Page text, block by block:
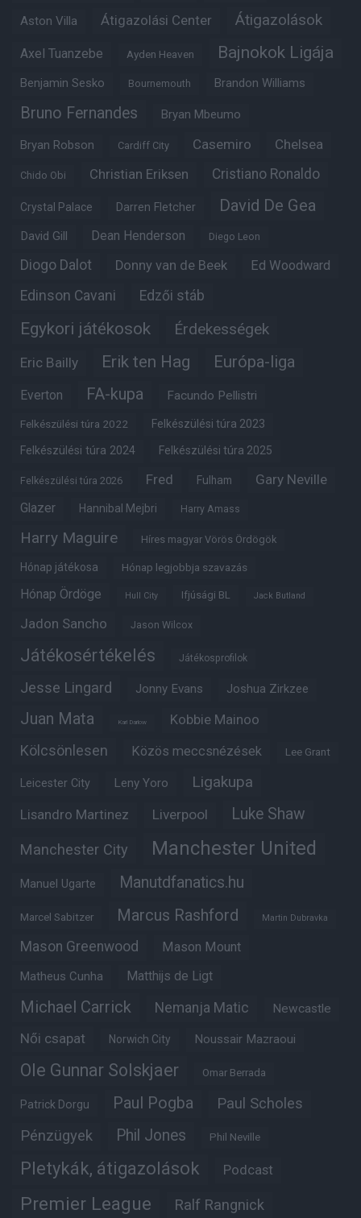
Aston Villa Átigazolási Center Átigazolások
Axel Tuanzebe Ayden Heaven Bajnokok Ligája
Benjamin Sesko Bournemouth Brandon Williams
Bruno Fernandes Bryan Mbeumo
Bryan Robson Cardiff City Casemiro Chelsea
Chido Obi Christian Eriksen Cristiano Ronaldo
Crystal Palace Darren Fletcher David De Gea
David Gill Dean Henderson Diego Leon
Diogo Dalot Donny van de Beek Ed Woodward
Edinson Cavani Edzői stáb
Egykori játékosok Érdekességek
Eric Bailly Erik ten Hag Európa-liga
Everton FA-kupa Facundo Pellistri
Felkészülési túra 2022 Felkészülési túra 2023
Felkészülési túra 2024 Felkészülési túra 2025
Felkészülési túra 2026 Fred Fulham Gary Neville
Glazer Hannibal Mejbri Harry Amass
Harry Maguire Híres magyar Vörös Ördögök
Hónap játékosa Hónap legjobbja szavazás
Hónap Ördöge Hull City Ifjúsági BL Jack Butland
Jadon Sancho Jason Wilcox
Játékosértékelés Játékosprofilok
Jesse Lingard Jonny Evans Joshua Zirkzee
Juan Mata Karl Darlow Kobbie Mainoo
Kölcsönlesen Közös meccsnézések Lee Grant
Leicester City Leny Yoro Ligakupa
Lisandro Martinez Liverpool Luke Shaw
Manchester City Manchester United
Manuel Ugarte Manutdfanatics.hu
Marcel Sabitzer Marcus Rashford Martin Dubravka
Mason Greenwood Mason Mount
Matheus Cunha Matthijs de Ligt
Michael Carrick Nemanja Matic Newcastle
Női csapat Norwich City Noussair Mazraoui
Ole Gunnar Solskjaer Omar Berrada
Patrick Dorgu Paul Pogba Paul Scholes
Pénzügyek Phil Jones Phil Neville
Pletykák, átigazolások Podcast
Premier League Ralf Rangnick